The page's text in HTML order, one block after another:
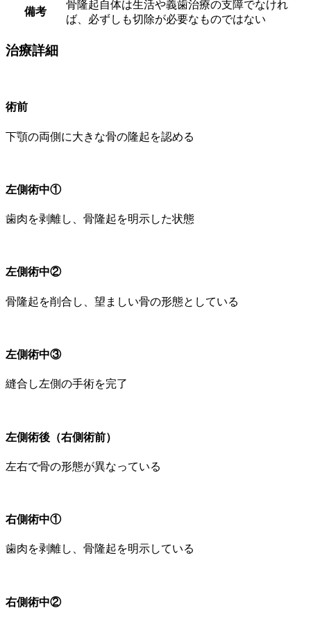
備考
骨隆起自体は生活や義歯治療の支障でなけれ
ば、必ずしも切除が必要なものではない
治療詳細
術前
下顎の両側に大きな骨の隆起を認める
左側術中①
歯肉を剥離し、骨隆起を明示した状態
左側術中②
骨隆起を削合し、望ましい骨の形態としている
左側術中③
縫合し左側の手術を完了
左側術後（右側術前）
左右で骨の形態が異なっている
右側術中①
歯肉を剥離し、骨隆起を明示している
右側術中②